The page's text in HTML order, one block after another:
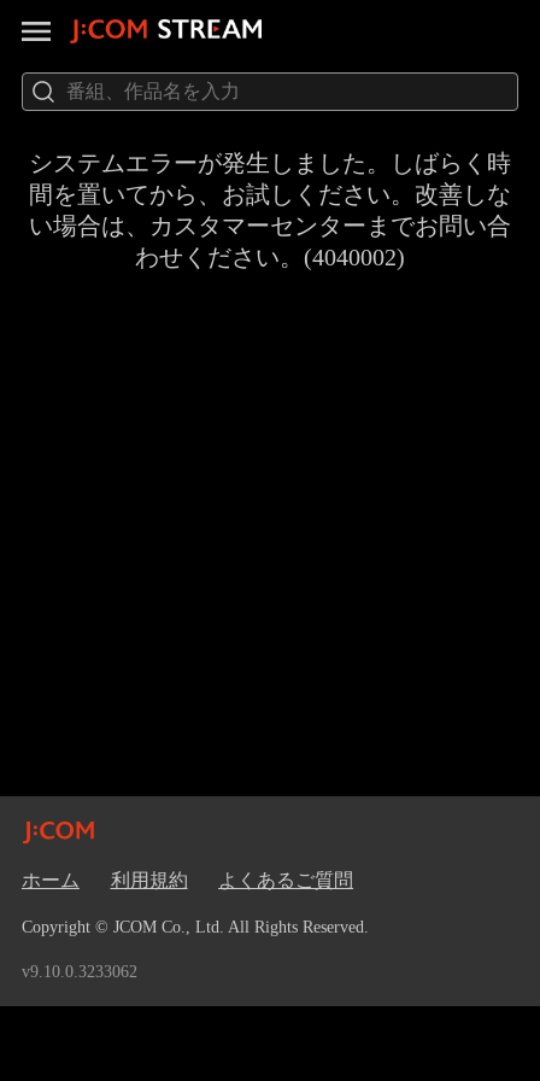
システムエラーが発生しました。しばらく時
間を置いてから、お試しください。改善しな
い場合は、カスタマーセンターまでお問い合
わせください。(4040002)
ホーム 利用規約 よくあるご質問
Copyright © JCOM Co., Ltd. All Rights Reserved.
v9.10.0.3233062